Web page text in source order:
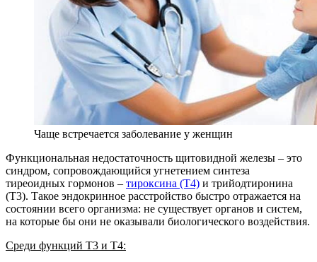
Чаще встречается заболевание у женщин
Функциональная недостаточность щитовидной железы – это
синдром, сопровождающийся угнетением синтеза
тиреоидных гормонов – тироксина (Т4) и трийодтиронина
(Т3). Такое эндокринное расстройство быстро отражается на
состоянии всего организма: не существует органов и систем,
на которые бы они не оказывали биологического воздействия.
Среди функций Т3 и Т4: